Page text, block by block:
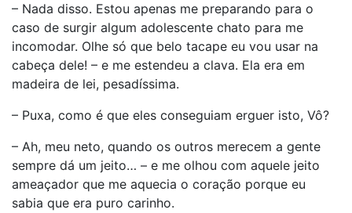
– Nada disso. Estou apenas me preparando para o
caso de surgir algum adolescente chato para me
incomodar. Olhe só que belo tacape eu vou usar na
cabeça dele! – e me estendeu a clava. Ela era em
madeira de lei, pesadíssima.
– Puxa, como é que eles conseguiam erguer isto, Vô?
– Ah, meu neto, quando os outros merecem a gente
sempre dá um jeito… – e me olhou com aquele jeito
ameaçador que me aquecia o coração porque eu
sabia que era puro carinho.